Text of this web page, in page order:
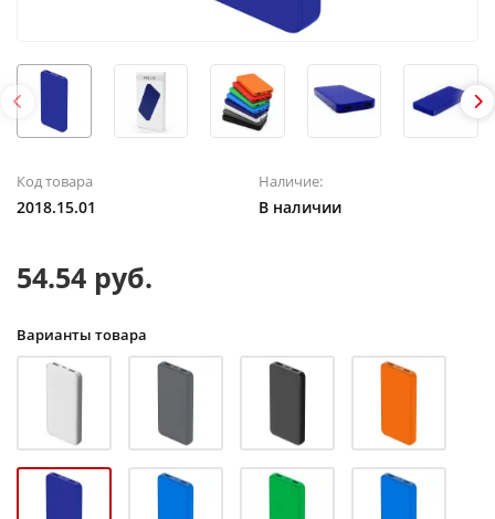
Код товара
2018.15.01
Наличие:
В наличии
54.54 руб.
Варианты товара